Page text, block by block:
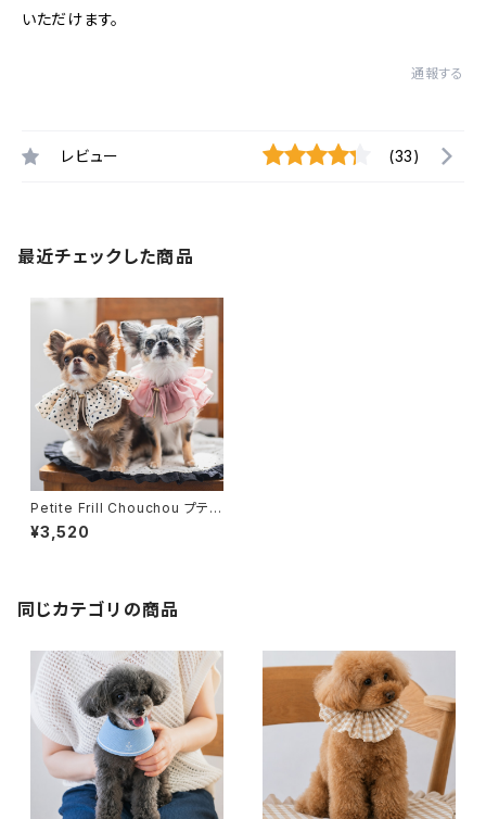
いただけます。
通報する
レビュー (33)
最近チェックした商品
Petite Frill Chouchou プティ
フリル シュシュ ピンク -アニ
バーサリーシュシュ -Milla Seri
¥3,520
同じカテゴリの商品